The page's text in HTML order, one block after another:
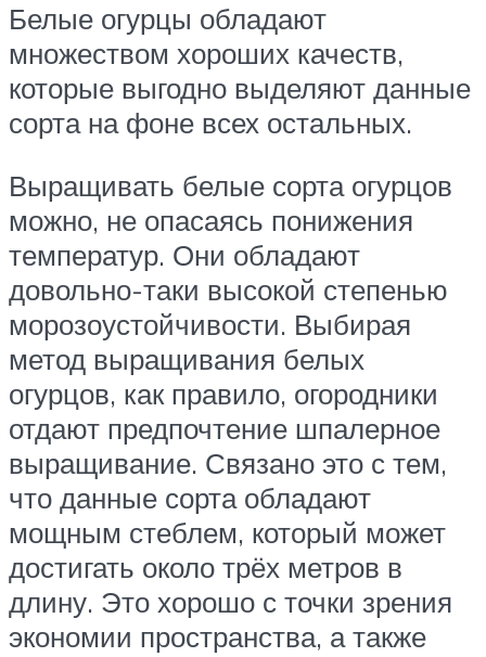
Белые огурцы обладают
множеством хороших качеств,
которые выгодно выделяют данные
сорта на фоне всех остальных.
Выращивать белые сорта огурцов
можно, не опасаясь понижения
температур. Они обладают
довольно-таки высокой степенью
морозоустойчивости. Выбирая
метод выращивания белых
огурцов, как правило, огородники
отдают предпочтение шпалерное
выращивание. Связано это с тем,
что данные сорта обладают
мощным стеблем, который может
достигать около трёх метров в
длину. Это хорошо с точки зрения
экономии пространства, а также